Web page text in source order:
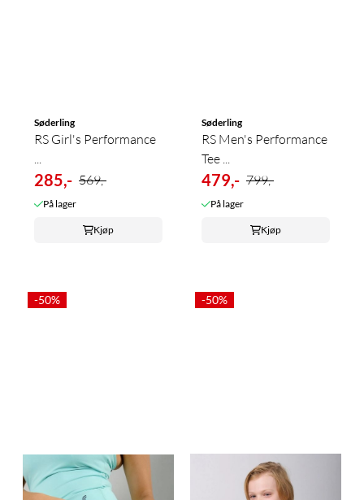
Søderling
RS Girl's Performance
285,- 569,-
På lager
Kjøp
Søderling
RS Men's Performance
Tee ...
479,- 799,-
På lager
Kjøp
-50% -50%